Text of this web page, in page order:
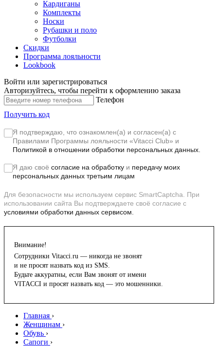
Кардиганы
Комплекты
Носки
Рубашки и поло
Футболки
Скидки
Программа лояльности
Lookbook
Войти или зарегистрироваться
Авторизуйтесь, чтобы перейти к оформлению заказа
Телефон
Получить код
Я подтверждаю, что ознакомлен(а) и согласен(а) с
Правилами Программы лояльности «Vitacci Club» и
Политикой в отношении обработки персональных данных.
Я даю своё согласие на обработку и передачу моих
персональных данных третьим лицам
Для безопасности мы используем сервис SmartCaptcha. При
использовании сайта Вы подтверждаете своё согласие с
условиями обработки данных сервисом.
Внимание!
Сотрудники Vitacci.ru — никогда не звонят
и не просят назвать код из SMS.
Будьте аккуратны, если Вам звонят от имени
VITACCI и просят назвать код — это мошенники.
Главная ›
Женщинам ›
Обувь ›
Сапоги ›